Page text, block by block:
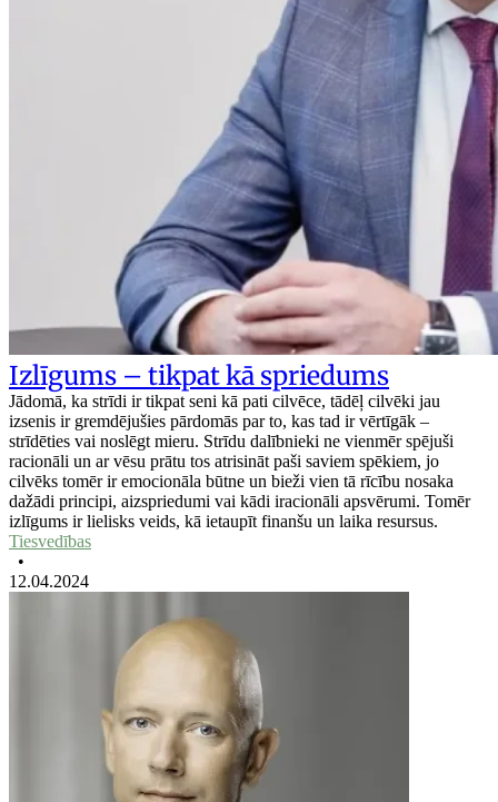
Izlīgums – tikpat kā spriedums
Jādomā, ka strīdi ir tikpat seni kā pati cilvēce, tādēļ cilvēki jau
izsenis ir gremdējušies pārdomās par to, kas tad ir vērtīgāk –
strīdēties vai noslēgt mieru. Strīdu dalībnieki ne vienmēr spējuši
racionāli un ar vēsu prātu tos atrisināt paši saviem spēkiem, jo
cilvēks tomēr ir emocionāla būtne un bieži vien tā rīcību nosaka
dažādi principi, aizspriedumi vai kādi iracionāli apsvērumi. Tomēr
izlīgums ir lielisks veids, kā ietaupīt finanšu un laika resursus.
Tiesvedības
•
12.04.2024